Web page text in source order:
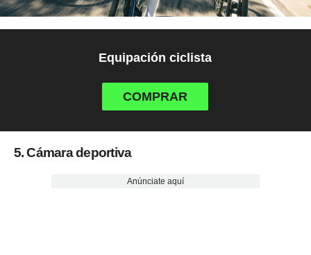
Equipación ciclista
COMPRAR
5. Cámara deportiva
Anúnciate aquí